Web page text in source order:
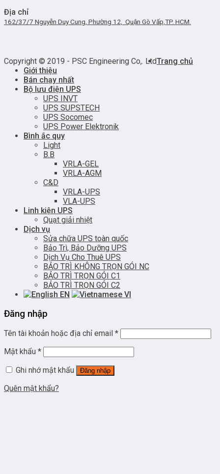
Địa chỉ
162/37/7 Nguyễn Duy Cung, Phường 12, Quận Gò Vấp,TP. HCM.
Copyright © 2019 - PSC Engineering Co,. LtdTrang chủ
Giới thiệu
Bán chạy nhất
Bộ lưu điện UPS
UPS INVT
UPS SUPSTECH
UPS Socomec
UPS Power Elektronik
Bình ắc quy
Light
B.B
VRLA-GEL
VRLA-AGM
C&D
VRLA-UPS
VLA-UPS
Linh kiện UPS
Quạt giải nhiệt
Dịch vụ
Sửa chữa UPS toàn quốc
Bảo Trì, Bảo Dưỡng UPS
Dịch Vụ Cho Thuê UPS
BẢO TRÌ KHÔNG TRỌN GÓI NC
BẢO TRÌ TRỌN GÓI C1
BẢO TRÌ TRỌN GÓI C2
EN
VI
Đăng nhập
Tên tài khoản hoặc địa chỉ email *
Mật khẩu *
Ghi nhớ mật khẩu
Đăng nhập
Quên mật khẩu?